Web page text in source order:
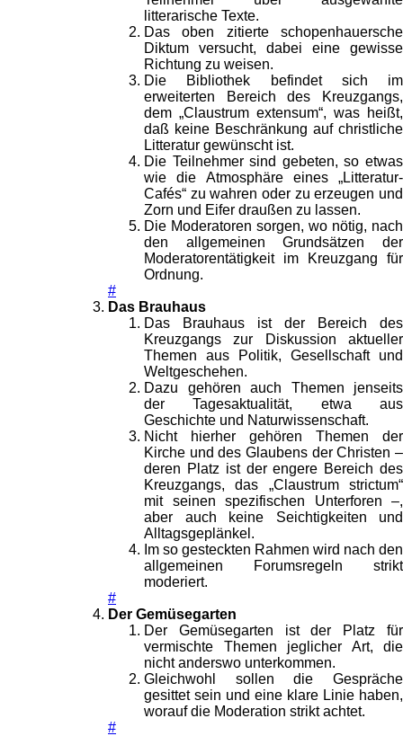
litterarische Texte.
Das oben zitierte schopenhauersche
Diktum versucht, dabei eine gewisse
Richtung zu weisen.
Die Bibliothek befindet sich im
erweiterten Bereich des Kreuzgangs,
dem „Claustrum extensum“, was heißt,
daß keine Beschränkung auf christliche
Litteratur gewünscht ist.
Die Teilnehmer sind gebeten, so etwas
wie die Atmosphäre eines „Litteratur-
Cafés“ zu wahren oder zu erzeugen und
Zorn und Eifer draußen zu lassen.
Die Moderatoren sorgen, wo nötig, nach
den allgemeinen Grundsätzen der
Moderatorentätigkeit im Kreuzgang für
Ordnung.
#
Das Brauhaus
Das Brauhaus ist der Bereich des
Kreuzgangs zur Diskussion aktueller
Themen aus Politik, Gesellschaft und
Weltgeschehen.
Dazu gehören auch Themen jenseits
der Tagesaktualität, etwa aus
Geschichte und Naturwissenschaft.
Nicht hierher gehören Themen der
Kirche und des Glaubens der Christen –
deren Platz ist der engere Bereich des
Kreuzgangs, das „Claustrum strictum“
mit seinen spezifischen Unterforen –,
aber auch keine Seichtigkeiten und
Alltagsgeplänkel.
Im so gesteckten Rahmen wird nach den
allgemeinen Forumsregeln strikt
moderiert.
#
Der Gemüsegarten
Der Gemüsegarten ist der Platz für
vermischte Themen jeglicher Art, die
nicht anderswo unterkommen.
Gleichwohl sollen die Gespräche
gesittet sein und eine klare Linie haben,
worauf die Moderation strikt achtet.
#